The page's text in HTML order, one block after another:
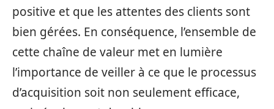
positive et que les attentes des clients sont
bien gérées. En conséquence, l’ensemble de
cette chaîne de valeur met en lumière
l’importance de veiller à ce que le processus
d’acquisition soit non seulement efficace,